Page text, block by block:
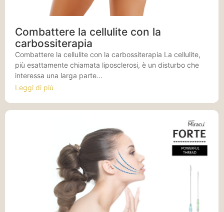
Combattere la cellulite con la
carbossiterapia
Combattere la cellulite con la carbossiterapia La cellulite,
più esattamente chiamata liposclerosi, è un disturbo che
interessa una larga parte...
Leggi di più